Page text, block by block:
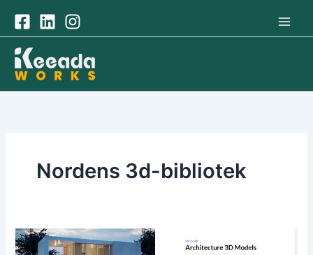
innehåll
Nordens 3d-bibliotek
Nordens